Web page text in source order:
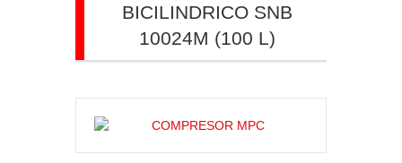
BICILINDRICO SNB
10024M (100 L)